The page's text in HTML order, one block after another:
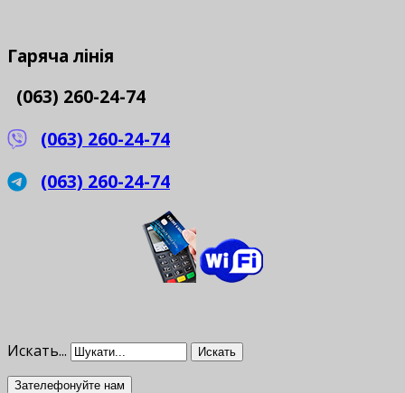
Гаряча лінія
(063) 260-24-74
(063) 260-24-74
(063) 260-24-74
Искать... Искать
Зателефонуйте нам